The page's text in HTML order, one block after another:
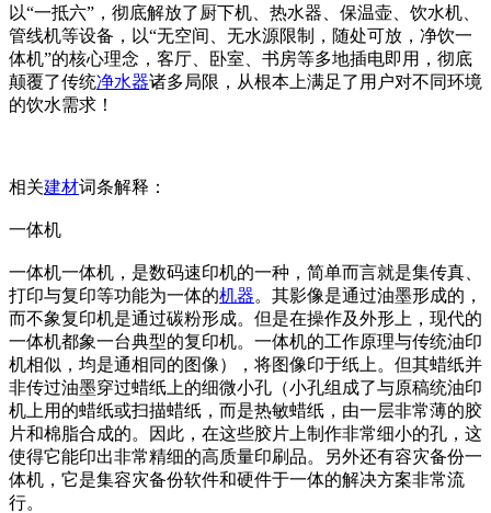
以“一抵六”，彻底解放了厨下机、热水器、保温壶、饮水机、
管线机等设备，以“无空间、无水源限制，随处可放，净饮一
体机”的核心理念，客厅、卧室、书房等多地插电即用，彻底
颠覆了传统净水器诸多局限，从根本上满足了用户对不同环境
的饮水需求！
相关建材词条解释：
一体机
一体机一体机，是数码速印机的一种，简单而言就是集传真、
打印与复印等功能为一体的机器。其影像是通过油墨形成的，
而不象复印机是通过碳粉形成。但是在操作及外形上，现代的
一体机都象一台典型的复印机。一体机的工作原理与传统油印
机相似，均是通相同的图像），将图像印于纸上。但其蜡纸并
非传过油墨穿过蜡纸上的细微小孔（小孔组成了与原稿统油印
机上用的蜡纸或扫描蜡纸，而是热敏蜡纸，由一层非常薄的胶
片和棉脂合成的。因此，在这些胶片上制作非常细小的孔，这
使得它能印出非常精细的高质量印刷品。另外还有容灾备份一
体机，它是集容灾备份软件和硬件于一体的解决方案非常流
行。